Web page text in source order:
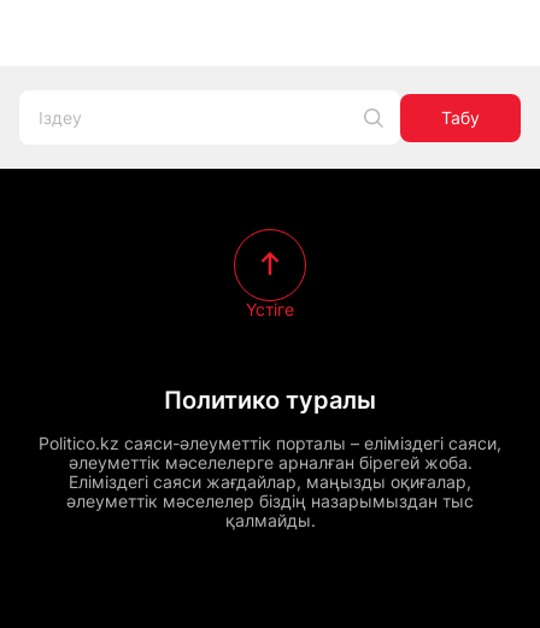
Табу
Политико туралы
Politico.kz саяси-әлеуметтік порталы – еліміздегі саяси,
әлеуметтік мәселелерге арналған бірегей жоба.
Еліміздегі саяси жағдайлар, маңызды оқиғалар,
әлеуметтік мәселелер біздің назарымыздан тыс
қалмайды.
Үстіге